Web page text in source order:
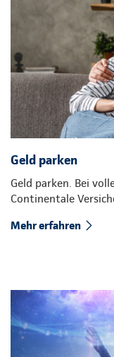
Geld parken
Geld parken. Bei
Continentale
Mehr erfahren